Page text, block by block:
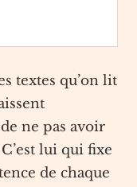
textes qu’on lit
ne pas avoir
lui qui fixe
de chaque